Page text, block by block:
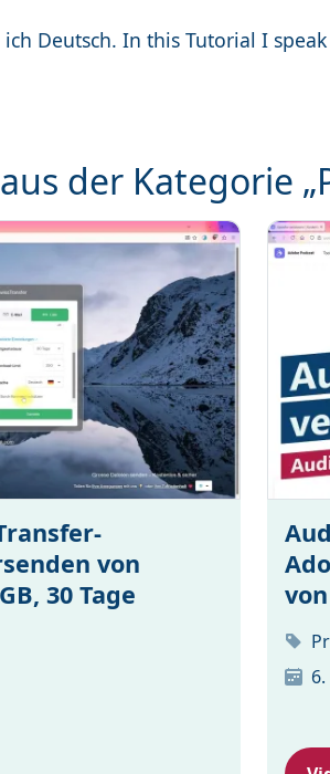
Deutsch. In this Tutorial I
der Kategorie
von
30 Tage